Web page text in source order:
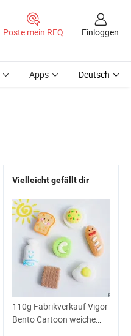
Poste mein RFQ Einloggen
Apps Deutsch
Vielleicht gefällt dir
110g Fabrikverkauf Vigor
Bento Cartoon weiche